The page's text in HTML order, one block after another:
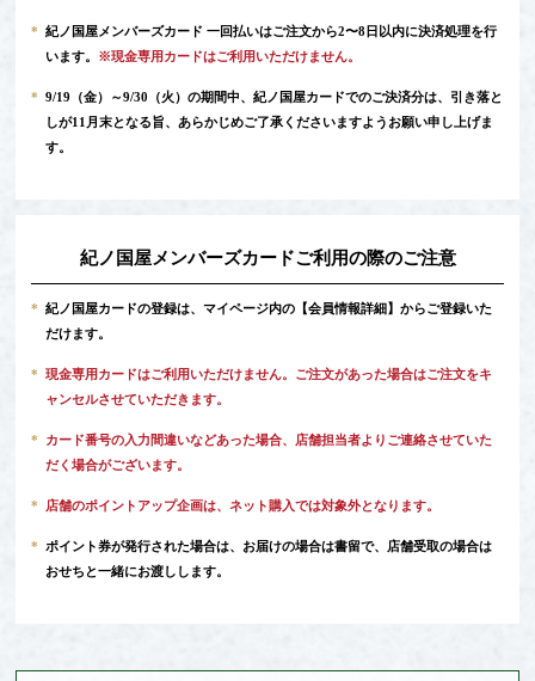
*
紀ノ国屋メンバーズカード 一回払いはご注文から2〜8日以内に決済処理を行
います。 ※現金専用カードはご利用いただけません。
*
9/19（金）～9/30（火）の期間中、紀ノ国屋カードでのご決済分は、引き落と
しが11月末となる旨、あらかじめご了承くださいますようお願い申し上げま
す。
紀ノ国屋メンバーズカードご利用の際のご注意
* 紀ノ国屋カードの登録は、マイページ内の 【会員情報詳細】 からご登録いた
だけます。
*
現金専用カードはご利用いただけません。ご注文があった場合はご注文をキ
ャンセルさせていただきます。
*
カード番号の入力間違いなどあった場合、店舗担当者よりご連絡させていた
だく場合がございます。
* 店舗のポイントアップ企画は、ネット購入では対象外となります。
*
ポイント券が発行された場合は、お届けの場合は書留で、店舗受取の場合は
おせちと一緒にお渡しします。